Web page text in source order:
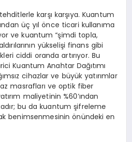
karşı karşıya. Kuantum
üç yıl önce ticari kullanıma
ve kuantum “şimdi topla,
yükselişi finans gibi
ciddi oranda artırıyor. Bu
Kuantum Anahtar Dağıtımı
cihazlar ve büyük yatırımlar
masrafları ve optik fiber
maliyetinin %60’ından
bu da kuantum şifreleme
benimsenmesinin önündeki en